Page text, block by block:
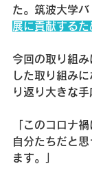
た。筑波大学
展に貢献するた
今回の取り組
した取り組み
り返り大きな手
「このコロナ
自分たちだと
ます。」